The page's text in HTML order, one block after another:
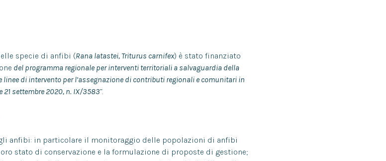
specie di anfibi (Rana latastei, Triturus carnifex) è stato finanziato
del programma regionale per interventi territoriali a salvaguardia della
di intervento per l’assegnazione di contributi regionali e comunitari in
settembre 2020, n. IX/3583”.
anfibi: in particolare il monitoraggio delle popolazioni di anfibi
stato di conservazione e la formulazione di proposte di gestione;